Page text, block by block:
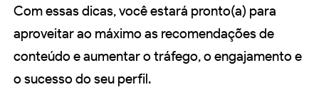
Com essas dicas, você estará pronto(a) para
aproveitar ao máximo as recomendações de
conteúdo e aumentar o tráfego, o engajamento e
o sucesso do seu perfil.